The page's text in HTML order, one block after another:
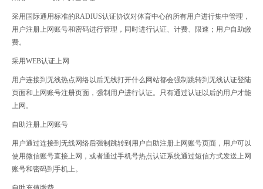
采用国际通用标准的RADIUS认证协议对体育中心的所有用户进行集中管理，
用户注册上网账号和密码进行管理，同时进行认证、计费、限速；用户自助缴
费。
采用WEB认证上网
用户连接到无线热点网络以后无线打开什么网站都会强制跳转到无线认证登陆
页面和上网账号注册页面，强制用户进行认证。只有通过认证以后的用户才能
上网。
自助注册上网账号
用户通过连接到无线网络后强制跳转到用户自助注册上网账号页面，用户可以
使用微信账号直接上网，或者通过手机号热点认证系统通过短信方式发送上网
账号和密码到手机上。